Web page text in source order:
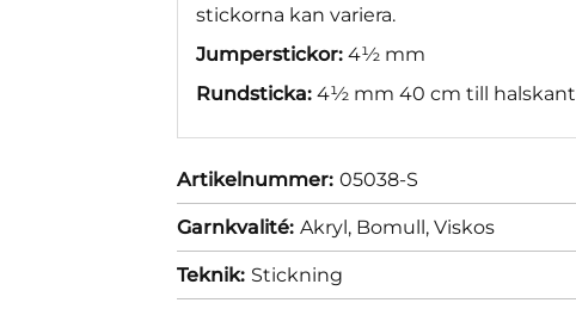
stickorna kan variera.
Jumperstickor: 4½ mm
Rundsticka: 4½ mm 40 cm till halskant
Artikelnummer: 05038-S
Garnkvalité: Akryl, Bomull, Viskos
Teknik: Stickning